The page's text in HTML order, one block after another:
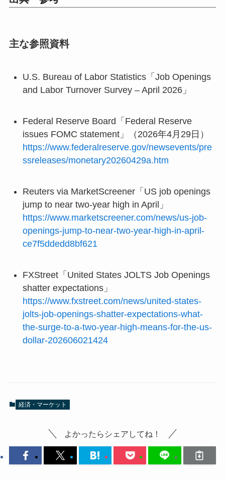
主な参照資料
U.S. Bureau of Labor Statistics「Job Openings
and Labor Turnover Survey – April 2026」
Federal Reserve Board「Federal Reserve
issues FOMC statement」（2026年4月29日）
https://www.federalreserve.gov/newsevents/pre
ssreleases/monetary20260429a.htm
Reuters via MarketScreener「US job openings
jump to near two-year high in April」
https://www.marketscreener.com/news/us-job-
openings-jump-to-near-two-year-high-in-april-
ce7f5ddedd8bf621
FXStreet「United States JOLTS Job Openings
shatter expectations」
https://www.fxstreet.com/news/united-states-
jolts-job-openings-shatter-expectations-what-
the-surge-to-a-two-year-high-means-for-the-us-
dollar-202606021424
経済・マーケット
よかったらシェアしてね！